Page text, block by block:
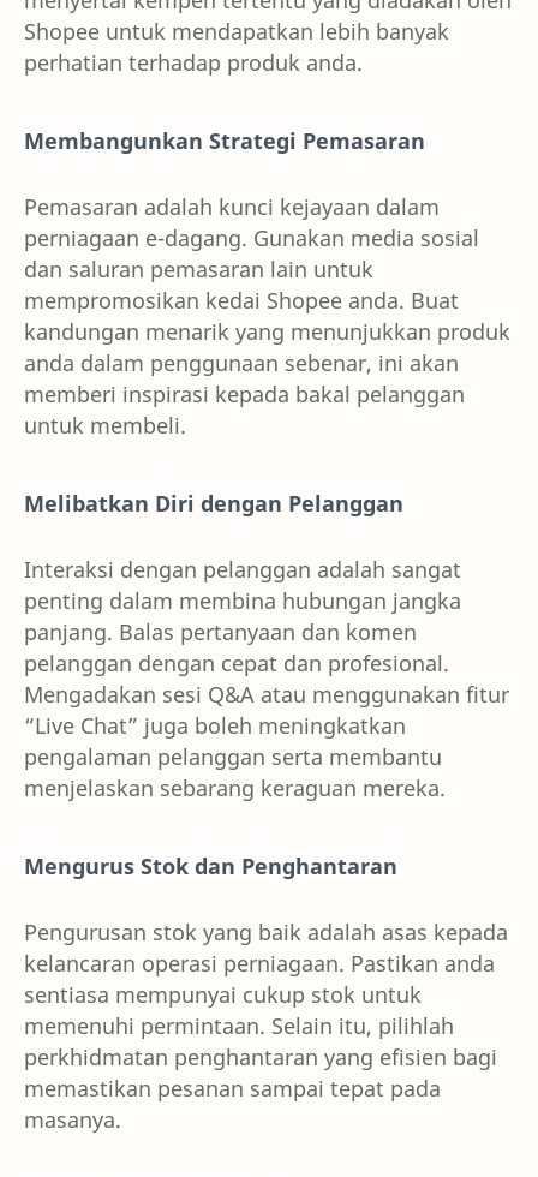
Shopee untuk mendapatkan lebih banyak
perhatian terhadap produk anda.
Membangunkan Strategi Pemasaran
Pemasaran adalah kunci kejayaan dalam
perniagaan e-dagang. Gunakan media sosial
dan saluran pemasaran lain untuk
mempromosikan kedai Shopee anda. Buat
kandungan menarik yang menunjukkan produk
anda dalam penggunaan sebenar, ini akan
memberi inspirasi kepada bakal pelanggan
untuk membeli.
Melibatkan Diri dengan Pelanggan
Interaksi dengan pelanggan adalah sangat
penting dalam membina hubungan jangka
panjang. Balas pertanyaan dan komen
pelanggan dengan cepat dan profesional.
Mengadakan sesi Q&A atau menggunakan fitur
“Live Chat” juga boleh meningkatkan
pengalaman pelanggan serta membantu
menjelaskan sebarang keraguan mereka.
Mengurus Stok dan Penghantaran
Pengurusan stok yang baik adalah asas kepada
kelancaran operasi perniagaan. Pastikan anda
sentiasa mempunyai cukup stok untuk
memenuhi permintaan. Selain itu, pilihlah
perkhidmatan penghantaran yang efisien bagi
memastikan pesanan sampai tepat pada
masanya.